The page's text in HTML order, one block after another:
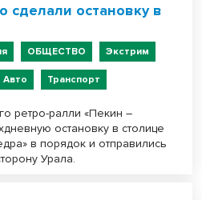
сделали остановку в
ОБЩЕСТВО Экстрим
Авто Транспорт
ретро-ралли «Пекин –
остановку в столице
в порядок и отправились
Урала.